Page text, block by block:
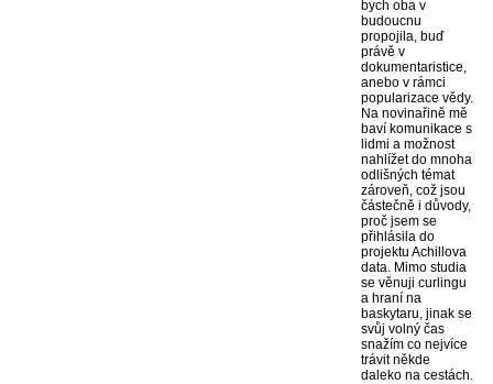
bych oba v
budoucnu
propojila, buď
právě v
dokumentaristice,
anebo v rámci
popularizace vědy.
Na novinařině mě
baví komunikace s
lidmi a možnost
nahlížet do mnoha
odlišných témat
zároveň, což jsou
částečně i důvody,
proč jsem se
přihlásila do
projektu Achillova
data. Mimo studia
se věnuji curlingu
a hraní na
baskytaru, jinak se
svůj volný čas
snažím co nejvíce
trávit někde
daleko na cestách.